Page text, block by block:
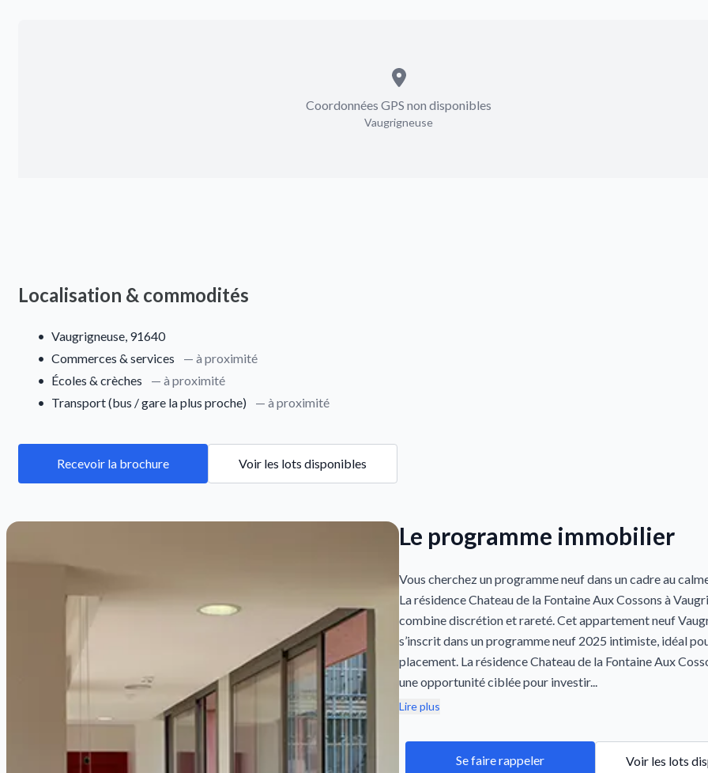
Coordonnées GPS non disponibles
Vaugrigneuse
Localisation & commodités
• Vaugrigneuse, 91640
• Commerces & services
— à proximité
• Écoles & crèches
— à proximité
• Transport (bus / gare la plus proche) — à proximité
Recevoir la brochure Voir les lots disponibles
Le programme immobilier
Vous cherchez un programme neuf dans un cadre au
La résidence Chateau de la Fontaine Aux Cossons à
combine discrétion et rareté. Cet appartement neuf
s’inscrit dans un programme neuf 2025 intimiste, idéal
placement. La résidence Chateau de la Fontaine Aux
une opportunité ciblée pour investir...
Lire plus
Se faire rappeler Voir les lots